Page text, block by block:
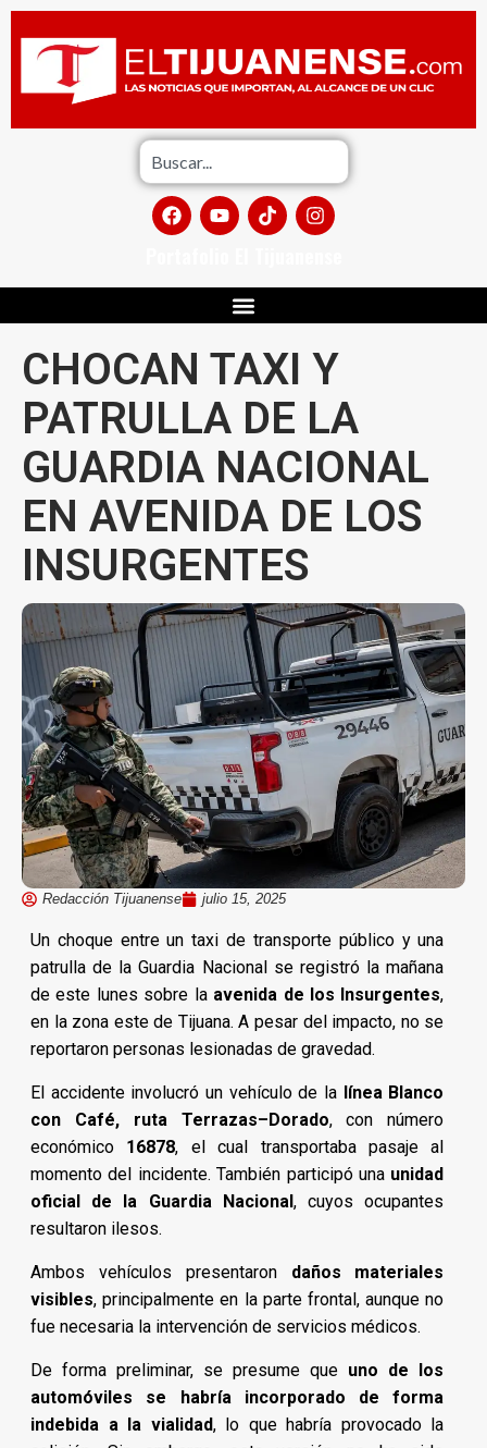
CHOCAN TAXI Y
PATRULLA DE LA
GUARDIA NACIONAL
EN AVENIDA DE LOS
INSURGENTES
Redacción Tijuanense julio 15, 2025
Un choque entre un taxi de transporte público y una
patrulla de la Guardia Nacional se registró la mañana
de este lunes sobre la avenida de los Insurgentes,
en la zona este de Tijuana. A pesar del impacto, no se
reportaron personas lesionadas de gravedad.
El accidente involucró un vehículo de la línea Blanco
con Café, ruta Terrazas–Dorado, con número
económico 16878, el cual transportaba pasaje al
momento del incidente. También participó una unidad
oficial de la Guardia Nacional, cuyos ocupantes
resultaron ilesos.
Ambos vehículos presentaron daños materiales
visibles, principalmente en la parte frontal, aunque no
fue necesaria la intervención de servicios médicos.
De forma preliminar, se presume que uno de los
automóviles se habría incorporado de forma
indebida a la vialidad, lo que habría provocado la